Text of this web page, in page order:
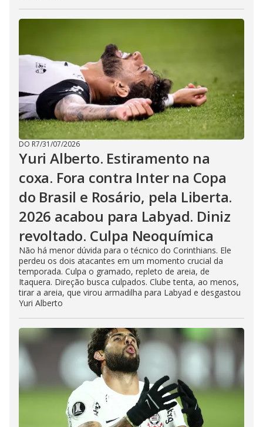
DO R7/31/07/2026
Yuri Alberto. Estiramento na
coxa. Fora contra Inter na Copa
do Brasil e Rosário, pela Liberta.
2026 acabou para Labyad. Diniz
revoltado. Culpa Neoquímica
Não há menor dúvida para o técnico do Corinthians. Ele
perdeu os dois atacantes em um momento crucial da
temporada. Culpa o gramado, repleto de areia, de
Itaquera. Direção busca culpados. Clube tenta, ao menos,
tirar a areia, que virou armadilha para Labyad e desgastou
Yuri Alberto